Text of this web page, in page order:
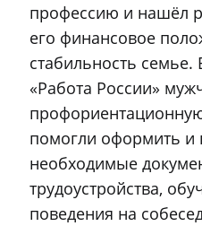
профессию и нашёл
его финансовое
стабильность
«Работа России»
помогли оформить и
необходимые
трудоустройства,
поведения на